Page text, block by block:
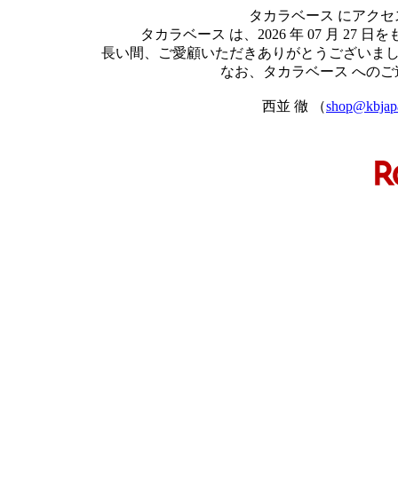
タカラベース にアク
タカラベース は、2026 年 07 月 27 日
長い間、ご愛顧いただきありがとうございま
なお、タカラベース への
西並 徹 （